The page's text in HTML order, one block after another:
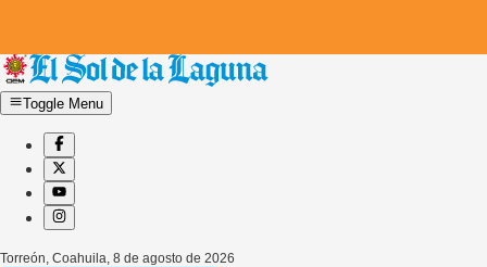
Toggle Menu
Torreón, Coahuila 8 de agosto de 2026